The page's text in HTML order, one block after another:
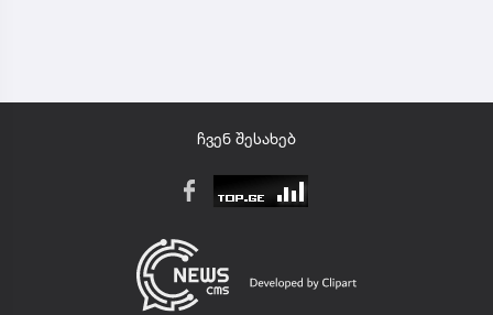
ჩვენ შესახებ